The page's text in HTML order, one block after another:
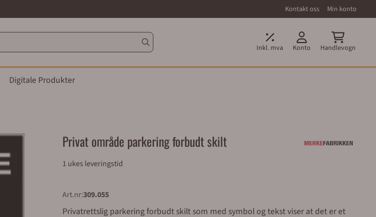
Kontakt oss Min konto
Inkl. mva Konto Handlevogn
Digitale Produkter
Privat område parkering forbudt skilt
1 ukes leveringstid
Art.nr:309.055
Privatrettslig parkering forbudt skilt som med symbol og tekst viser at det er et